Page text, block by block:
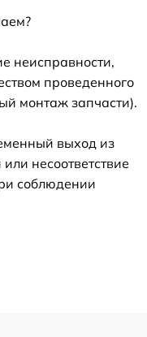
неисправности,
проведенного
монтаж запчасти).
выход из
несоответствие
соблюдении